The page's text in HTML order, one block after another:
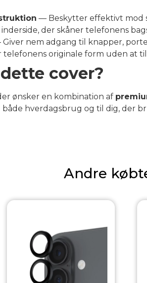
— Beskytter effektivt mod
der skåner telefonens
nem adgang til knapper,
telefonens originale form uden at
cover?
ønsker en kombination af
både hverdagsbrug og til dig, der
Andre